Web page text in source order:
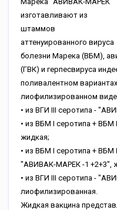
изготавливают из
штаммов
аттенуированного вируса
болезни Марека (ВБМ),
(ГВК) и герпесвируса
поливалентном
лиофилизированном
• из ВГИ III серотипа -
• из ВБМ I серотипа +
жидкая;
• из ВБМ I серотипа + ВБМ
"АВИВАК-МАРЕК -1 +2+3",
• из ВГИ III серотипа -
лиофилизированная.
Жидкая вакцина